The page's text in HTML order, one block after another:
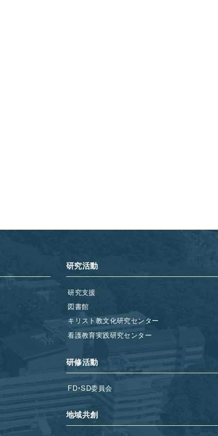
研究活動
研究支援
図書館
キリスト教文化研究センター
看護教育実践研究センター
研修活動
FD・SD委員会
地域共創